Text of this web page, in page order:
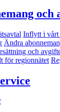
och
Inflytt i vårt
Ändra
och
för regionnätet